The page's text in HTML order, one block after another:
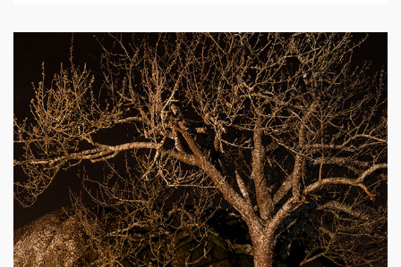
Plus d'information sur l'évènement : "Passé recomposé" -